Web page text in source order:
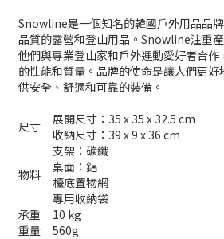
Snowline是一個知名的韓國戶外用品品
品質的露營和登山用品。Snowline注重
他們與專業登山家和戶外運動愛好者合作
的性能和質量。品牌的使命是讓人們更
供安全、舒適和可靠的裝備。
尺寸 展開尺寸：35 x 35 x 32.5 cm
收納尺寸：39 x 9 x 36 cm
物料
支架：碳纖
桌面：鋁
檯底置物網
專用收納袋
承重
10 kg
重量
560g